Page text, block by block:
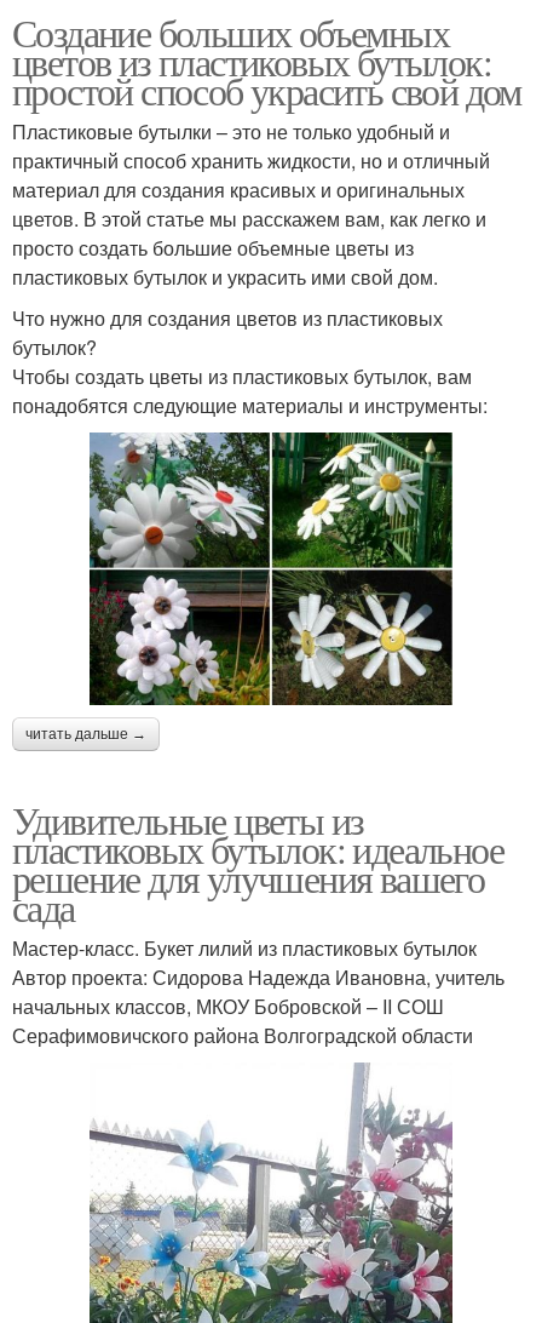
Создание больших объемных
цветов из пластиковых бутылок:
простой способ украсить свой дом
Пластиковые бутылки – это не только удобный и
практичный способ хранить жидкости, но и отличный
материал для создания красивых и оригинальных
цветов. В этой статье мы расскажем вам, как легко и
просто создать большие объемные цветы из
пластиковых бутылок и украсить ими свой дом.
Что нужно для создания цветов из пластиковых
бутылок?
Чтобы создать цветы из пластиковых бутылок, вам
понадобятся следующие материалы и инструменты:
читать дальше →
Удивительные цветы из
пластиковых бутылок: идеальное
решение для улучшения вашего
сада
Мастер-класс. Букет лилий из пластиковых бутылок
Автор проекта: Сидорова Надежда Ивановна, учитель
начальных классов, МКОУ Бобровской – ΙΙ СОШ
Серафимовичского района Волгоградской области